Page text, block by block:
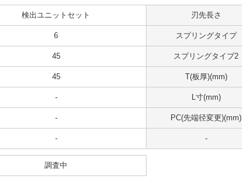
検出ユニットセット 刃先長さ
6 スプリングタイプ
45 スプリングタイプ2
45 T(板厚)(mm)
- L寸(mm)
- PC(先端径変更)(mm)
- -
調査中